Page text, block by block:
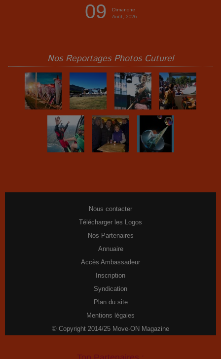
09
Dimanche
Août, 2026
Nos Reportages Photos Cuturel
Nous contacter
Télécharger les Logos
Nos Partenaires
Annuaire
Accès Ambassadeur
Inscription
Syndication
Plan du site
Mentions légales
© Copyright 2014/25 Move-ON Magazine